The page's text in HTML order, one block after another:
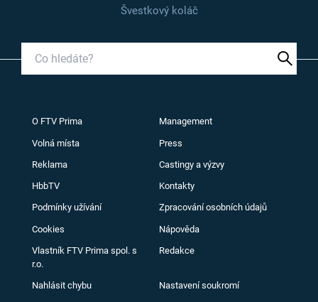
Švestkový koláč
O FTV Prima Management
Volná místa Press
Reklama Castingy a výzvy
HbbTV Kontakty
Podmínky užívání Zpracování osobních údajů
Cookies Nápověda
Vlastník FTV Prima spol. s
r.o.
Redakce
Nahlásit chybu Nastavení soukromí